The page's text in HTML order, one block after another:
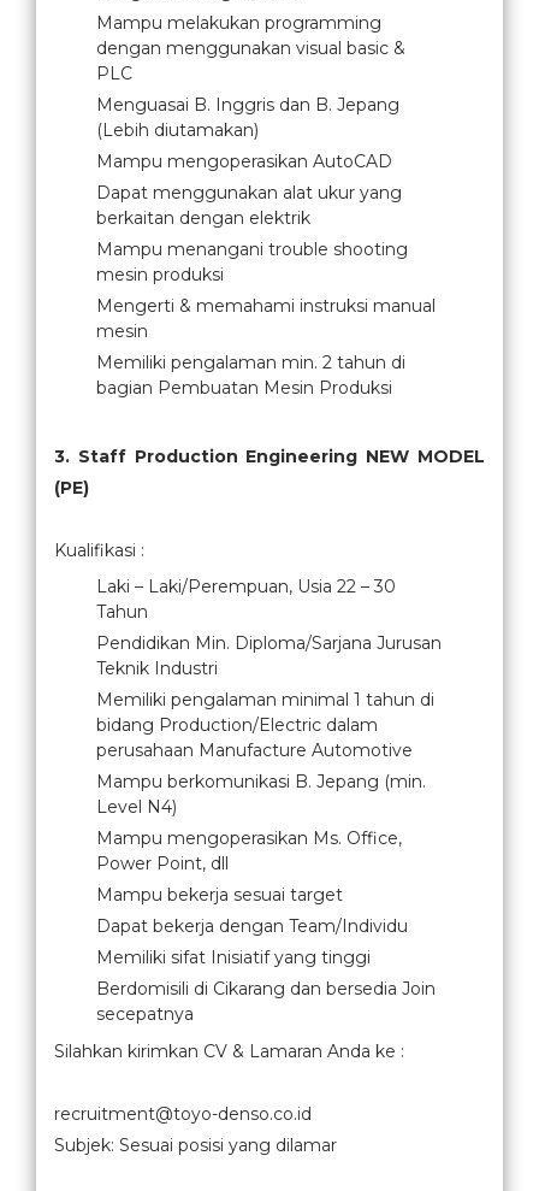
Mampu melakukan programming
dengan menggunakan visual basic &
PLC
Menguasai B. Inggris dan B. Jepang
(Lebih diutamakan)
Mampu mengoperasikan AutoCAD
Dapat menggunakan alat ukur yang
berkaitan dengan elektrik
Mampu menangani trouble shooting
mesin produksi
Mengerti & memahami instruksi manual
mesin
Memiliki pengalaman min. 2 tahun di
bagian Pembuatan Mesin Produksi
3. Staff Production Engineering NEW MODEL
(PE)
Kualifikasi :
Laki – Laki/Perempuan, Usia 22 – 30
Tahun
Pendidikan Min. Diploma/Sarjana Jurusan
Teknik Industri
Memiliki pengalaman minimal 1 tahun di
bidang Production/Electric dalam
perusahaan Manufacture Automotive
Mampu berkomunikasi B. Jepang (min.
Level N4)
Mampu mengoperasikan Ms. Office,
Power Point, dll
Mampu bekerja sesuai target
Dapat bekerja dengan Team/Individu
Memiliki sifat Inisiatif yang tinggi
Berdomisili di Cikarang dan bersedia Join
secepatnya
Silahkan kirimkan CV & Lamaran Anda ke :
recruitment@toyo-denso.co.id
Subjek: Sesuai posisi yang dilamar